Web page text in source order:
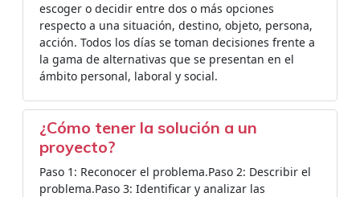
escoger o decidir entre dos o más opciones
respecto a una situación, destino, objeto, persona,
acción. Todos los días se toman decisiones frente a
la gama de alternativas que se presentan en el
ámbito personal, laboral y social.
¿Cómo tener la solución a un
proyecto?
Paso 1: Reconocer el problema.Paso 2: Describir el
problema.Paso 3: Identificar y analizar las